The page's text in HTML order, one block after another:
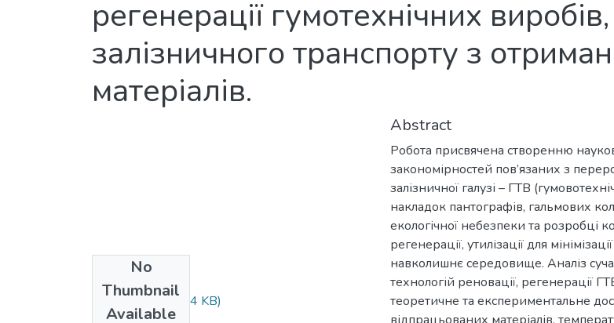
регенерації гумотехнічних
залізничного транспорту з
матеріалів.
No
Thumbnail
Available
58-64.pdf(685.64 KB)
Abstract
Робота присвячена створенню
закономірностей пов’язаних з
залізничної галузі – ГТВ
накладок пантографів, гальмових
екологічної небезпеки та розробці
регенерації, утилізації для
навколишнє середовище. Аналіз
технологій реновації, регенерації
теоретичне та експериментальне